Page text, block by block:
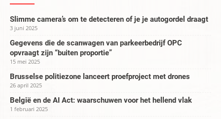
Slimme camera’s om te detecteren of je je autogordel draagt
3 juni 2025
Gegevens die de scanwagen van parkeerbedrijf OPC
opvraagt zijn “buiten proportie”
15 mei 2025
Brusselse politiezone lanceert proefproject met drones
26 april 2025
België en de AI Act: waarschuwen voor het hellend vlak
1 februari 2025